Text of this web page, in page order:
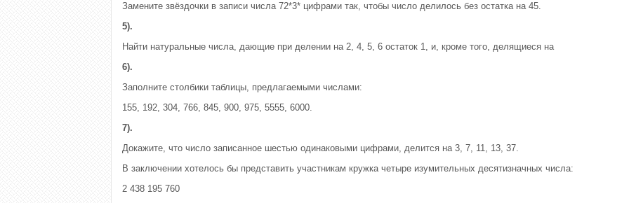
Замените звёздочки в записи числа 72*3* цифрами так, чтобы число делилось без остатка на 45.
5).
Найти натуральные числа, дающие при делении на 2, 4, 5, 6 остаток 1, и, кроме того, делящиеся на
6).
Заполните столбики таблицы, предлагаемыми числами:
155, 192, 304, 766, 845, 900, 975, 5555, 6000.
7).
Докажите, что число записанное шестью одинаковыми цифрами, делится на 3, 7, 11, 13, 37.
В заключении хотелось бы представить участникам кружка четыре изумительных десятизначных числа:
2 438 195 760